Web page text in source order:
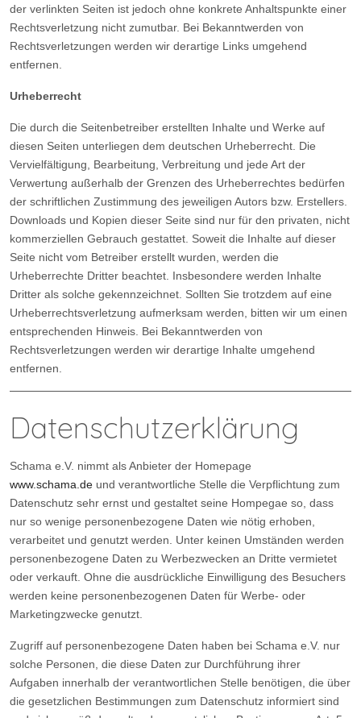
der verlinkten Seiten ist jedoch ohne konkrete Anhaltspunkte einer
Rechtsverletzung nicht zumutbar. Bei Bekanntwerden von
Rechtsverletzungen werden wir derartige Links umgehend
entfernen.
Urheberrecht
Die durch die Seitenbetreiber erstellten Inhalte und Werke auf
diesen Seiten unterliegen dem deutschen Urheberrecht. Die
Vervielfältigung, Bearbeitung, Verbreitung und jede Art der
Verwertung außerhalb der Grenzen des Urheberrechtes bedürfen
der schriftlichen Zustimmung des jeweiligen Autors bzw. Erstellers.
Downloads und Kopien dieser Seite sind nur für den privaten, nicht
kommerziellen Gebrauch gestattet. Soweit die Inhalte auf dieser
Seite nicht vom Betreiber erstellt wurden, werden die
Urheberrechte Dritter beachtet. Insbesondere werden Inhalte
Dritter als solche gekennzeichnet. Sollten Sie trotzdem auf eine
Urheberrechtsverletzung aufmerksam werden, bitten wir um einen
entsprechenden Hinweis. Bei Bekanntwerden von
Rechtsverletzungen werden wir derartige Inhalte umgehend
entfernen.
Datenschutzerklärung
Schama e.V. nimmt als Anbieter der Homepage
www.schama.de und verantwortliche Stelle die Verpflichtung zum
Datenschutz sehr ernst und gestaltet seine Hompegae so, dass
nur so wenige personenbezogene Daten wie nötig erhoben,
verarbeitet und genutzt werden. Unter keinen Umständen werden
personenbezogene Daten zu Werbezwecken an Dritte vermietet
oder verkauft. Ohne die ausdrückliche Einwilligung des Besuchers
werden keine personenbezogenen Daten für Werbe- oder
Marketingzwecke genutzt.
Zugriff auf personenbezogene Daten haben bei Schama e.V. nur
solche Personen, die diese Daten zur Durchführung ihrer
Aufgaben innerhalb der verantwortlichen Stelle benötigen, die über
die gesetzlichen Bestimmungen zum Datenschutz informiert sind